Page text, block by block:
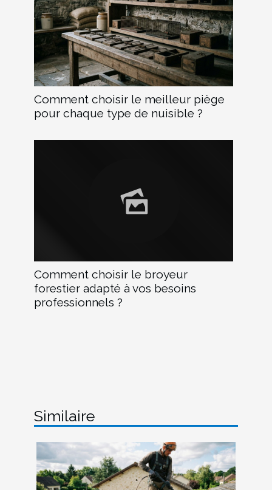
Comment choisir le meilleur piège
pour chaque type de nuisible ?
Comment choisir le broyeur
forestier adapté à vos besoins
professionnels ?
Similaire